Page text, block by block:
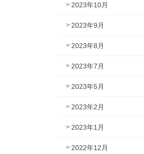
2023年10月
2023年9月
2023年8月
2023年7月
2023年5月
2023年2月
2023年1月
2022年12月